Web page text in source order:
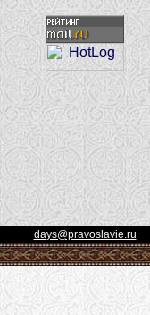
days@pravoslavie.ru